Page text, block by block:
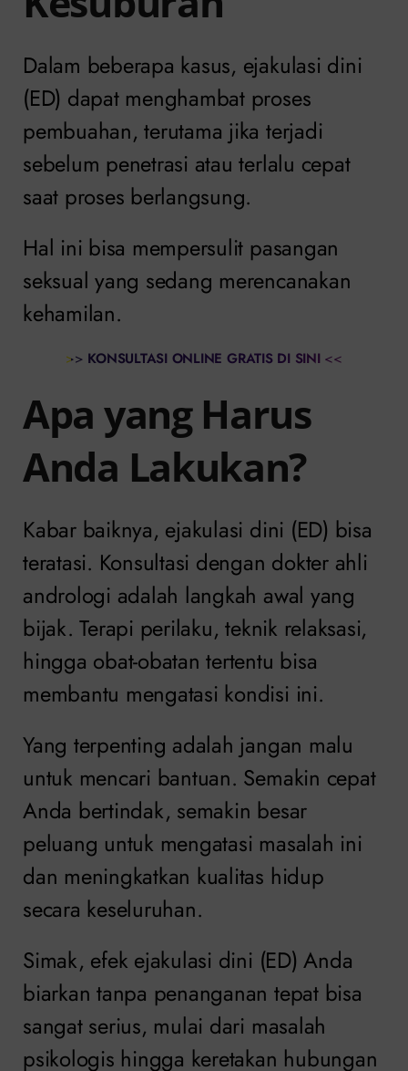
Dalam beberapa kasus, ejakulasi dini
(ED) dapat menghambat proses
pembuahan, terutama jika terjadi
sebelum penetrasi atau terlalu cepat
saat proses berlangsung.
Hal ini bisa mempersulit pasangan
seksual yang sedang merencanakan
kehamilan.
>> KONSULTASI ONLINE GRATIS DI SINI <<
Apa yang Harus
Anda Lakukan?
Kabar baiknya, ejakulasi dini (ED) bisa
teratasi. Konsultasi dengan dokter ahli
andrologi adalah langkah awal yang
bijak. Terapi perilaku, teknik relaksasi,
hingga obat-obatan tertentu bisa
membantu mengatasi kondisi ini.
Yang terpenting adalah jangan malu
untuk mencari bantuan. Semakin cepat
Anda bertindak, semakin besar
peluang untuk mengatasi masalah ini
dan meningkatkan kualitas hidup
secara keseluruhan.
Simak, efek ejakulasi dini (ED) Anda
biarkan tanpa penanganan tepat bisa
sangat serius, mulai dari masalah
psikologis hingga keretakan hubungan